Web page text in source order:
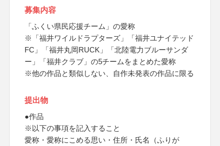
募集内容
「ふくい県民応援チーム」の愛称
※「福井ワイルドラプターズ」「福井ユナイテッド
FC」「福井丸岡RUCK」「北陸電力ブルーサンダ
ー」「福井クラブ」の5チームをまとめた愛称
※他の作品と類似しない、自作未発表の作品に限る
提出物
●作品
※以下の事項を記入すること
愛称・愛称にこめる思い・住所・氏名（ふりが